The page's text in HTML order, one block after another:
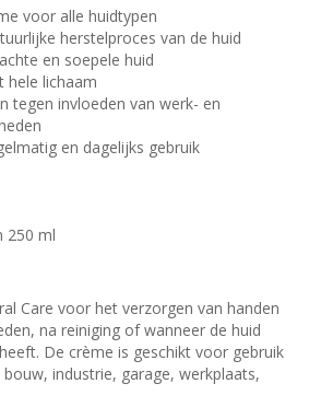
voor alle huidtypen
herstelproces van de huid
en soepele huid
hele lichaam
tegen invloeden van werk- en
en dagelijks gebruik
250 ml
Care voor het verzorgen van handen
na reiniging of wanneer de huid
De crème is geschikt voor gebruik
industrie, garage, werkplaats,